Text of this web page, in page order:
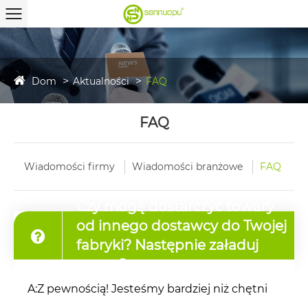
Dom Aktualności FAQ
FAQ
Wiadomości firmy Wiadomości branżowe FAQ
od innego dostawcy do Twojej
fabryki? Następnie załaduj
razem?
A:Z pewnością! Jesteśmy bardziej niż chętni